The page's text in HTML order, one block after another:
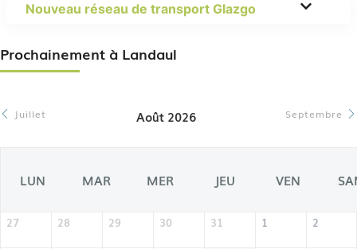
Nouveau réseau de transport Glazgo
Prochainement à Landaul
Juillet Août 2026 Septembre
LUN MAR MER JEU VEN
27 28 29 30 31 1 2